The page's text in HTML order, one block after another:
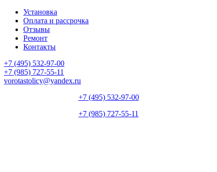
Установка
Оплата и рассрочка
Отзывы
Ремонт
Контакты
+7 (495) 532-97-00
+7 (985) 727-55-11
vorotastolicy@yandex.ru
+7 (495) 532-97-00
+7 (985) 727-55-11